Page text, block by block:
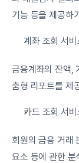
기능 등을 제공하
계좌 조회 서비
금융계좌의 잔액,
춤형 리포트를 제
카드 조회 서비
회원의 금융 거래
요소 등에 관한 분